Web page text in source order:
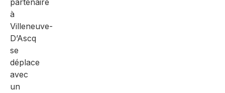
partenaire
à
Villeneuve-
D’Ascq
se
déplace
avec
un